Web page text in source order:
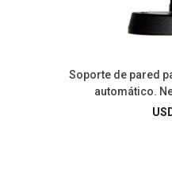
Soporte de pared
automático.